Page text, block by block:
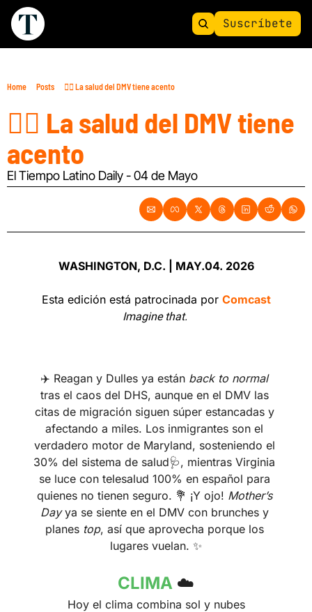
Suscríbete
Home Posts 🧑‍⚕️ La salud del DMV tiene acento
🧑‍⚕️ La salud del DMV tiene
acento
El Tiempo Latino Daily - 04 de Mayo
WASHINGTON, D.C. | MAY.04. 2026
Esta edición está patrocinada por Comcast
Imagine that.
✈️ Reagan y Dulles ya están back to normal
tras el caos del DHS, aunque en el DMV las
citas de migración siguen súper estancadas y
afectando a miles. Los inmigrantes son el
verdadero motor de Maryland, sosteniendo el
30% del sistema de salud🩺, mientras Virginia
se luce con telesalud 100% en español para
quienes no tienen seguro. 💐 ¡Y ojo! Mother’s
Day ya se siente en el DMV con brunches y
planes top, así que aprovecha porque los
lugares vuelan. ✨
CLIMA ☁️
Hoy el clima combina sol y nubes